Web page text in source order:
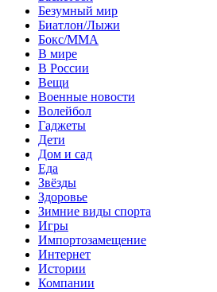
Безумный мир
Биатлон/Лыжи
Бокс/MMA
В мире
В России
Вещи
Военные новости
Волейбол
Гаджеты
Дети
Дом и сад
Еда
Звёзды
Здоровье
Зимние виды спорта
Игры
Импортозамещение
Интернет
Истории
Компании